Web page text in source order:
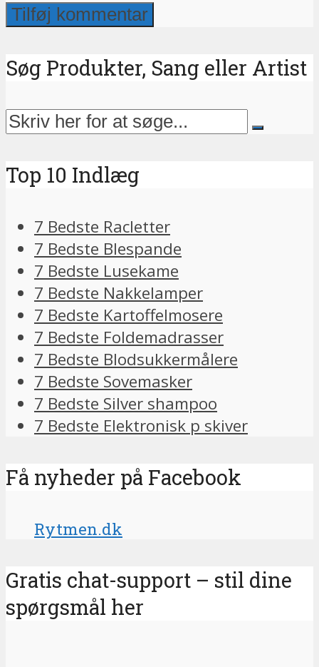
Søg Produkter, Sang eller Artist
Top 10 Indlæg
7 Bedste Racletter
7 Bedste Blespande
7 Bedste Lusekame
7 Bedste Nakkelamper
7 Bedste Kartoffelmosere
7 Bedste Foldemadrasser
7 Bedste Blodsukkermålere
7 Bedste Sovemasker
7 Bedste Silver shampoo
7 Bedste Elektronisk p skiver
Få nyheder på Facebook
Rytmen.dk
Gratis chat-support – stil dine
spørgsmål her